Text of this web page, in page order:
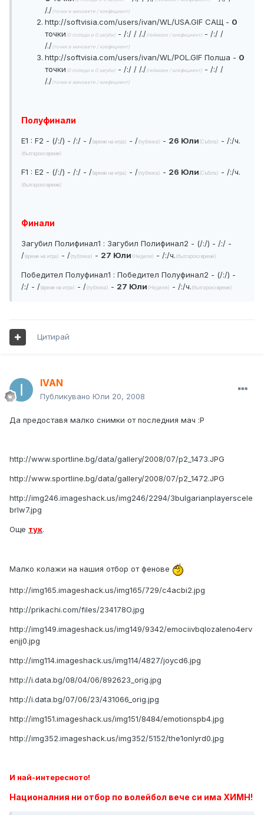
/./(точки в мачовете / коефициент)
http://softvisia.com/users/ivan/WL/USA.GIF САЩ - 0
точки (0 победи и 0 загуби) - /:/ / /./(геймове / коефициент) - /:/ /
/./(точки в мачовете / коефициент)
http://softvisia.com/users/ivan/WL/POL.GIF Полша - 0
точки (0 победи и 0 загуби) - /:/ / /./(геймове / коефициент) - /:/ /
/./(точки в мачовете / коефициент)
Полуфинали
E1 : F2 - (/:/) - /:/ - /(време на игра) - /(публика) - 26 Юли (Събота) - /:/ч.
(българско време)
F1 : E2 - (/:/) - /:/ - /(време на игра) - /(публика) - 26 Юли (Събота) - /:/ч.
(българско време)
Финали
Загубил Полифинал1 : Загубил Полифинал2 - (/:/) - /:/ -
/(време на игра) - /(публика) - 27 Юли (Неделя) - /:/ч. (българско време)
Победител Полуфинал1 : Победител Полуфинал2 - (/:/) -
/:/ - /(време на игра) - /(публика) - 27 Юли (Неделя) - /:/ч. (българско време)
Цитирай
IVAN
Публикувано Юли 20, 2008
Да предоставя малко снимки от последния мач :Р
http://www.sportline.bg/data/gallery/2008/07/p2_1473.JPG
http://www.sportline.bg/data/gallery/2008/07/p2_1472.JPG
http://img246.imageshack.us/img246/2294/3bulgarianplayerscele
brlw7.jpg
Още тук.
Малко колажи на нашия отбор от фенове
http://img165.imageshack.us/img165/729/c4acbi2.jpg
http://prikachi.com/files/234178O.jpg
http://img149.imageshack.us/img149/9342/emociivbqlozaleno4erv
enjj0.jpg
http://img114.imageshack.us/img114/4827/joycd6.jpg
http://i.data.bg/08/04/06/892623_orig.jpg
http://i.data.bg/07/06/23/431066_orig.jpg
http://img151.imageshack.us/img151/8484/emotionspb4.jpg
http://img352.imageshack.us/img352/5152/the1onlyrd0.jpg
И най-интересното!
Националния ни отбор по волейбол вече си има ХИМН!